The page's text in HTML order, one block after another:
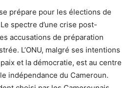
prépare pour les élections de
spectre d’une crise post-
accusations de préparation
L’ONU, malgré ses intentions
et la démocratie, est au centre
indépendance du Cameroun.